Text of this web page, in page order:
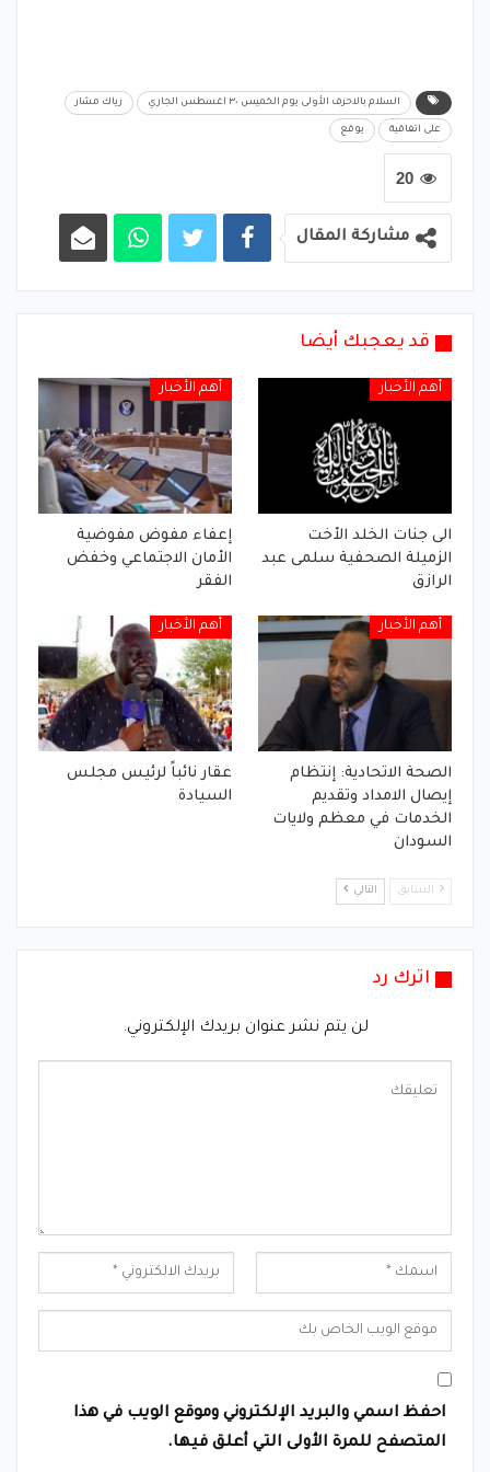
السلام بالاحرف الأولى يوم الخميس ٣٠ اغسطس الجاري رياك مشار
على اتفاقية يوقع
20
مشاركة المقال
قد يعجبك أيضا
أهم الأخبار
الى جنات الخلد الأخت
الزميلة الصحفية سلمى عبد
الرازق
أهم الأخبار
إعفاء مفوض مفوضية
الأمان الاجتماعي وخفض
الفقر
أهم الأخبار
الصحة الاتحادية: إنتظام
إيصال الامداد وتقديم
الخدمات في معظم ولايات
السودان
أهم الأخبار
عقار نائباً لرئيس مجلس
السيادة
السابق التالي
اترك رد
لن يتم نشر عنوان بريدك الإلكتروني.
احفظ اسمي والبريد الإلكتروني وموقع الويب في هذا
المتصفح للمرة الأولى التي أعلق فيها.